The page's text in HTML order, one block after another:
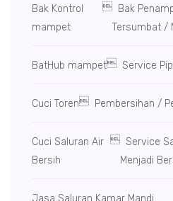
Bak Kontrol
mampet
 Bak
Tersumbat /
BatHub mampet Service
Cuci Toren Pembersihan /
Cuci Saluran Air
Bersih
Service
Menjadi